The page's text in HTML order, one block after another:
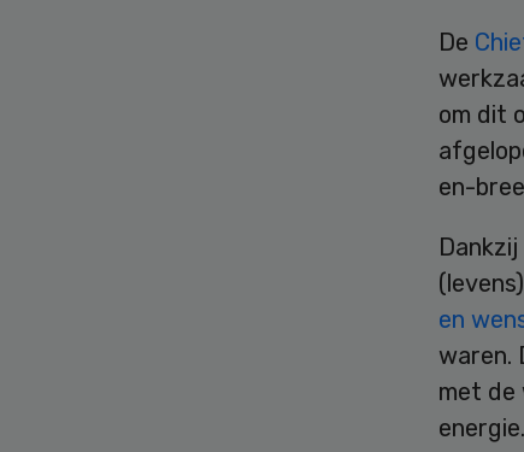
De
om dit
en-
en
waren.
met de
energie.